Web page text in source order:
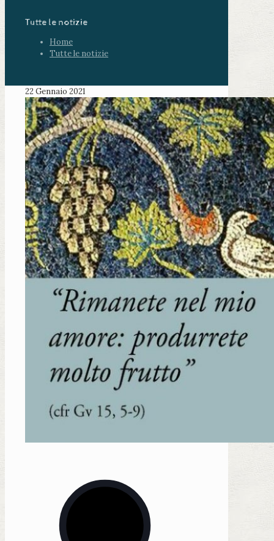
Tutte le notizie
Home
Tutte le notizie
22 Gennaio 2021